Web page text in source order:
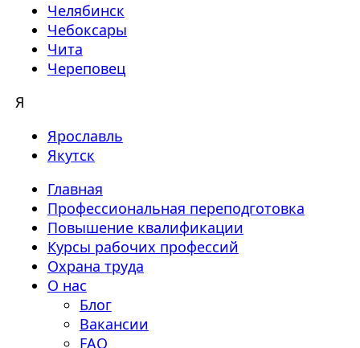
Челябинск
Чебоксары
Чита
Череповец
Я
Ярославль
Якутск
Главная
Профессиональная переподготовка
Повышение квалификации
Курсы рабочих профессий
Охрана труда
О нас
Блог
Вакансии
FAQ